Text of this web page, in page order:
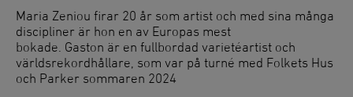
Maria Zeniou firar 20 år som artist och med sina många
discipliner är hon en av Europas mest
bokade. Gaston är en fullbordad varietéartist och
världsrekordhållare, som var på turné med Folkets Hus
och Parker sommaren 2024